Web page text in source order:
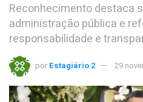
Reconhecimento destaca
administração pública e
responsabilidade e
por Estagiário 2 29